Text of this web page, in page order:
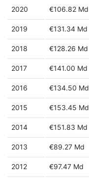
2020 €106.82 Md
2019 €131.34 Md
2018 €128.26 Md
2017 €141.00 Md
2016 €134.50 Md
2015 €153.45 Md
2014 €151.83 Md
2013 €89.27 Md
2012 €97.47 Md